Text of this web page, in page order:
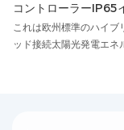
コントローラーIP65
ー5KWソーラーハイ
インバーター用ホー
これは欧州標準のハイブ
ッド接続太陽光発電エネ